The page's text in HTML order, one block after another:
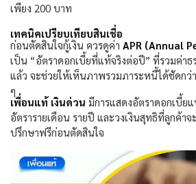
เพียง 200 บาท
เทคนิคเปรียบเทียบสินเชื่อ
ก่อนตัดสินใจกู้เงิน ควรดูค่า APR (Annual
เป็น “อัตราดอกเบี้ยที่แท้จริงต่อปี” ที่รวมค่าธ
แล้ว จะช่วยให้เห็นภาพรวมภาระหนี้ได้ชัดกว่
ๆ
เพื่อนแท้ เงินด่วน มีการแสดงอัตราดอกเบี้ย
อัตรารายเดือน รายปี และวงเงินสุทธิที่ลูกค้า
ปรึกษาฟรีก่อนตัดสินใจ